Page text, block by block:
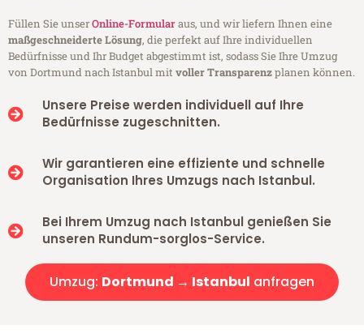
Füllen Sie unserOnline-Formularaus, und wir liefern Ihnen eine
maßgeschneiderte Lösung, die perfekt auf Ihre individuellen
Bedürfnisse und Ihr Budget abgestimmt ist, sodass Sie Ihre Umzug
von Dortmund nach Istanbul mitvoller Transparenzplanen können.
Unsere Preise werden individuell auf Ihre
Bedürfnisse zugeschnitten.
Wir garantieren eine effiziente und schnelle
Organisation Ihres Umzugs nach Istanbul.
Bei Ihrem Umzug nach Istanbul genießen Sie
unseren Rundum-sorglos-Service.
Umzug: Dortmund → Istanbul anfragen